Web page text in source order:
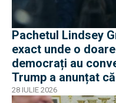
Pachetul Lindsey
exact unde o
democrați au
Trump a anunțat
28 IULIE 2026